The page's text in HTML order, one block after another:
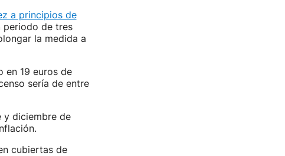
a principios de
periodo de tres
la medida a
en 19 euros de
sería de entre
y diciembre de
cubiertas de